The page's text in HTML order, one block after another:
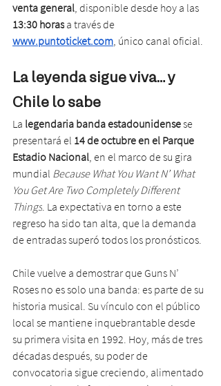
venta general, disponible desde hoy a las
13:30 horas a través de
www.puntoticket.com, único canal oficial.
La leyenda sigue viva… y
Chile lo sabe
La legendaria banda estadounidense se
presentará el 14 de octubre en el Parque
Estadio Nacional, en el marco de su gira
mundial Because What You Want N’ What
You Get Are Two Completely Different
Things. La expectativa en torno a este
regreso ha sido tan alta, que la demanda
de entradas superó todos los pronósticos.
Chile vuelve a demostrar que Guns N’
Roses no es solo una banda: es parte de su
historia musical. Su vínculo con el público
local se mantiene inquebrantable desde
su primera visita en 1992. Hoy, más de tres
décadas después, su poder de
convocatoria sigue creciendo, alimentado